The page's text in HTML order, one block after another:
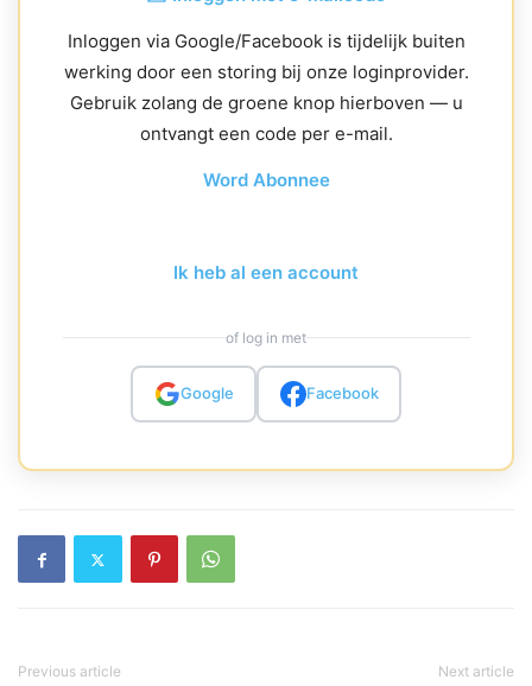
Inloggen via Google/Facebook is tijdelijk buiten
werking door een storing bij onze loginprovider.
Gebruik zolang de groene knop hierboven — u
ontvangt een code per e-mail.
Word Abonnee
Ik heb al een account
of log in met
Google Facebook
Previous article Next article